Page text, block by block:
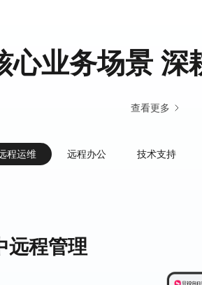
心业务场景 深
查看更多
程运维 远程办公 技术支持
远程管理
业持续高效
满意度
力数据安全互